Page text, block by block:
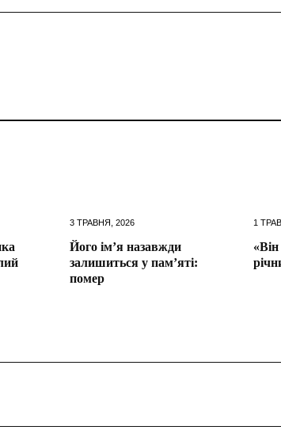
3 ТРАВНЯ, 2026
Його ім’я назавжди
залишиться у пам’яті:
помер
1